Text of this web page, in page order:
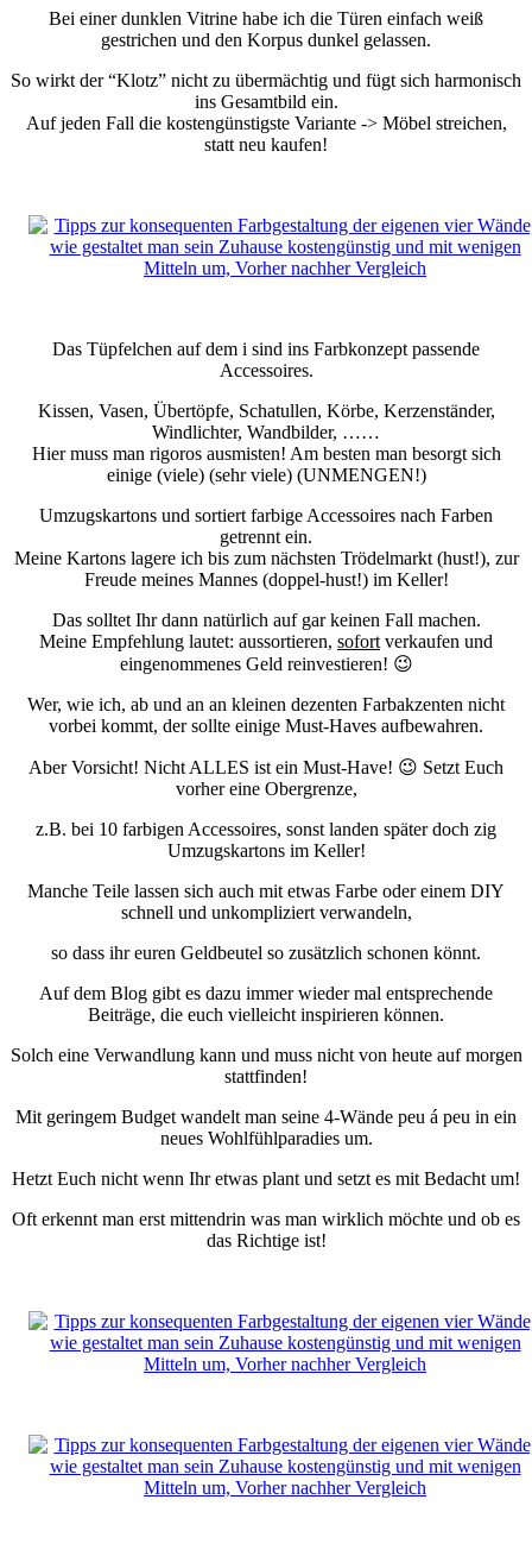
Bei einer dunklen Vitrine habe ich die Türen einfach weiß
gestrichen und den Korpus dunkel gelassen.
So wirkt der “Klotz” nicht zu übermächtig und fügt sich harmonisch
ins Gesamtbild ein.
Auf jeden Fall die kostengünstigste Variante -> Möbel streichen,
statt neu kaufen!
Das Tüpfelchen auf dem i sind ins Farbkonzept passende
Accessoires.
Kissen, Vasen, Übertöpfe, Schatullen, Körbe, Kerzenständer,
Windlichter, Wandbilder, ……
Hier muss man rigoros ausmisten! Am besten man besorgt sich
einige (viele) (sehr viele) (UNMENGEN!)
Umzugskartons und sortiert farbige Accessoires nach Farben
getrennt ein.
Meine Kartons lagere ich bis zum nächsten Trödelmarkt (hust!), zur
Freude meines Mannes (doppel-hust!) im Keller!
Das solltet Ihr dann natürlich auf gar keinen Fall machen.
Meine Empfehlung lautet: aussortieren, sofort verkaufen und
eingenommenes Geld reinvestieren! 😉
Wer, wie ich, ab und an an kleinen dezenten Farbakzenten nicht
vorbei kommt, der sollte einige Must-Haves aufbewahren.
Aber Vorsicht! Nicht ALLES ist ein Must-Have! 😉 Setzt Euch
vorher eine Obergrenze,
z.B. bei 10 farbigen Accessoires, sonst landen später doch zig
Umzugskartons im Keller!
Manche Teile lassen sich auch mit etwas Farbe oder einem DIY
schnell und unkompliziert verwandeln,
so dass ihr euren Geldbeutel so zusätzlich schonen könnt.
Auf dem Blog gibt es dazu immer wieder mal entsprechende
Beiträge, die euch vielleicht inspirieren können.
Solch eine Verwandlung kann und muss nicht von heute auf morgen
stattfinden!
Mit geringem Budget wandelt man seine 4-Wände peu á peu in ein
neues Wohlfühlparadies um.
Hetzt Euch nicht wenn Ihr etwas plant und setzt es mit Bedacht um!
Oft erkennt man erst mittendrin was man wirklich möchte und ob es
das Richtige ist!